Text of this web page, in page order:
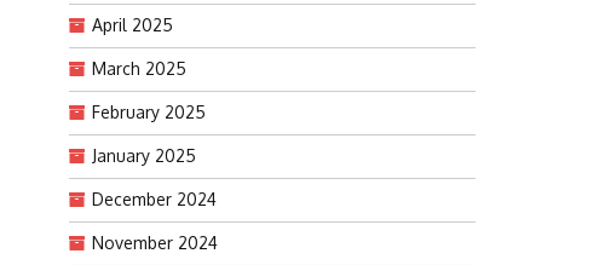
April 2025
March 2025
February 2025
January 2025
December 2024
November 2024